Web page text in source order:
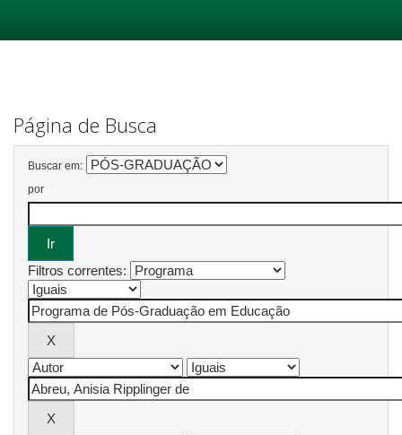
Página de Busca
Buscar em:
por
Filtros correntes: